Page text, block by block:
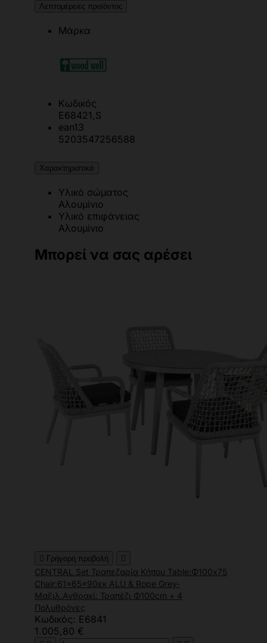
Λεπτομέρειες προϊόντος
Μάρκα
Κωδικός
Ε68421,S
ean13
5203547256588
Χαρακτηριστικά
Υλικό σώματος
Αλουμίνιο
Υλικό επιφάνειας
Αλουμίνιο
Μπορεί να σας αρέσει
 Γρήγορη προβολή 
CENTRAL Set Τραπεζαρία Κήπου Table:Φ100x75
Chair:61x65x90εκ ALU & Rope Grey-
Μαξιλ.Ανθρακί: Τραπέζι Φ100cm + 4
Πολυθρόνες
Κωδικός: Ε6841
1.005,80 €